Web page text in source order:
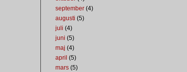
september (4)
augusti (5)
juli (4)
juni (5)
maj (4)
april (5)
mars (5)